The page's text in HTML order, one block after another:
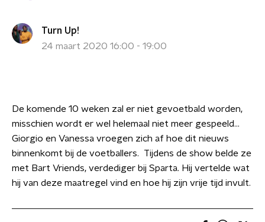
Turn Up!
24 maart 2020 16:00 - 19:00
De komende 10 weken zal er niet gevoetbald worden,
misschien wordt er wel helemaal niet meer gespeeld...
Giorgio en Vanessa vroegen zich af hoe dit nieuws
binnenkomt bij de voetballers. Tijdens de show belde ze
met Bart Vriends, verdediger bij Sparta. Hij vertelde wat
hij van deze maatregel vind en hoe hij zijn vrije tijd invult.